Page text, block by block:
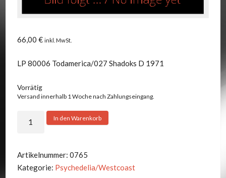
66,00 € inkl. MwSt.
LP 80006 Todamerica/027 Shadoks D 1971
Vorrätig
Versand innerhalb 1 Woche nach Zahlungseingang.
Bendita
Menge
In den Warenkorb
Artikelnummer: 0765
Kategorie: Psychedelia/Westcoast